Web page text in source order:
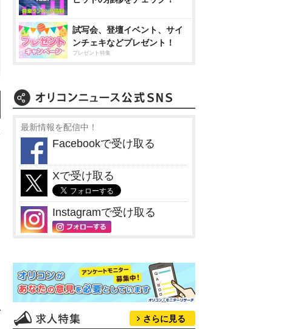
試写会、登壇イベント、サイ
ンチェキなどプレゼント！
プレゼント特集
最新情報を配信中！
Facebookで受け取る
Xで受け取る
Instagramで受け取る
さらに見る